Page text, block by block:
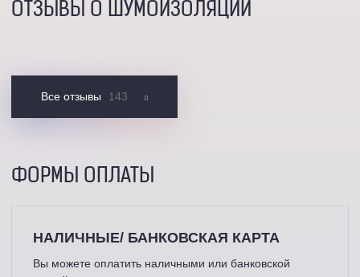
ОТЗЫВЫ О ШУМОИЗОЛЯЦИИ
Все отзывы 143
ФОРМЫ ОПЛАТЫ
НАЛИЧНЫЕ/ БАНКОВСКАЯ КАРТА
Вы можете оплатить наличными или банковской